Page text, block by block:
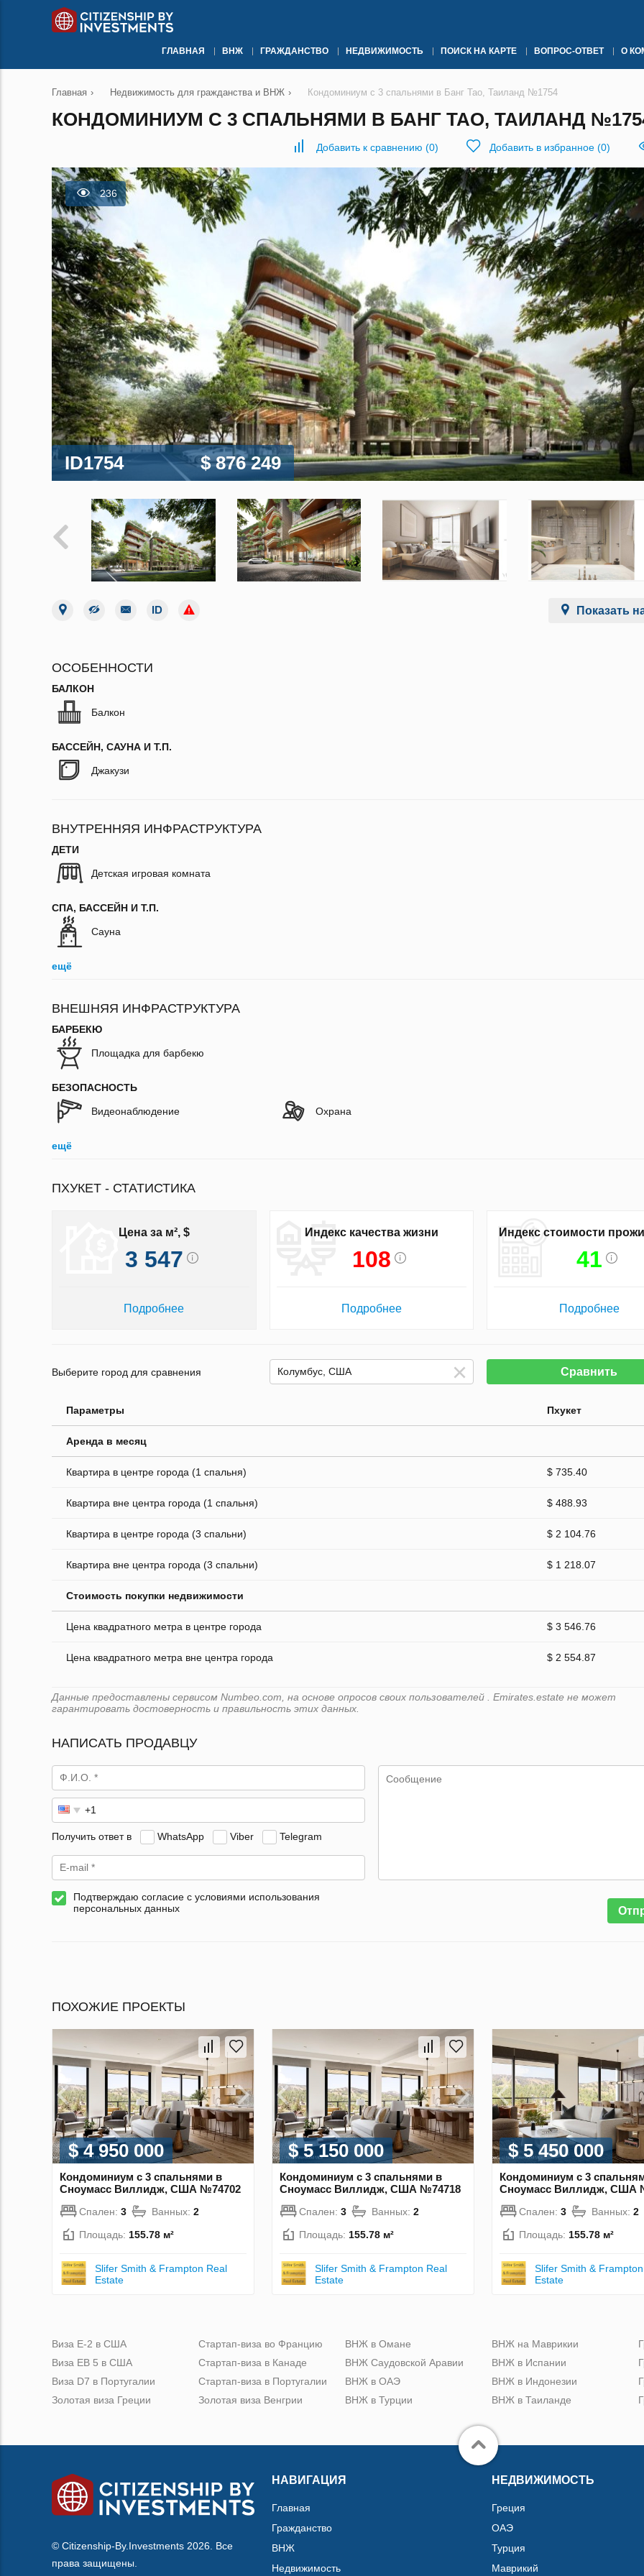
ГЛАВНАЯ ВНЖ ГРАЖДАНСТВО НЕДВИЖИМОСТЬ ПОИСК НА КАРТЕ ВОПРОС-ОТВЕТ О
Главная › Недвижимость для гражданства и ВНЖ › Кондоминиум с 3 спальнями в Банг Тао, Таиланд №1754
КОНДОМИНИУМ С 3 СПАЛЬНЯМИ В БАНГ ТАО, ТАИЛАНД
Добавить к сравнению (0) Добавить в избранное (0)
236
ID1754 $ 876 249
Показать
ОСОБЕННОСТИ
БАЛКОН
Балкон
БАССЕЙН, САУНА И Т.П.
Джакузи
ВНУТРЕННЯЯ ИНФРАСТРУКТУРА
ДЕТИ
Детская игровая комната
СПА, БАССЕЙН И Т.П.
Сауна
ещё
ВНЕШНЯЯ ИНФРАСТРУКТУРА
БАРБЕКЮ
Площадка для барбекю
БЕЗОПАСНОСТЬ
Видеонаблюдение Охрана
ещё
ПХУКЕТ - СТАТИСТИКА
Цена за м², $
3 547
Подробнее
Индекс качества жизни
108
Подробнее
Индекс стоимости
41
Подробнее
Выберите город для сравнения Сравнить
Параметры Пхукет
Аренда в месяц
Квартира в центре города (1 спальня) $ 735.40
Квартира вне центра города (1 спальня) $ 488.93
Квартира в центре города (3 спальни) $ 2 104.76
Квартира вне центра города (3 спальни) $ 1 218.07
Стоимость покупки недвижимости
Цена квадратного метра в центре города $ 3 546.76
Цена квадратного метра вне центра города $ 2 554.87
Данные предоставлены сервисом Numbeo.com, на основе опросов своих пользователей . Emirates.estate не может
гарантировать достоверность и правильность этих данных.
НАПИСАТЬ ПРОДАВЦУ
Получить ответ в WhatsApp Viber Telegram
Подтверждаю согласие с условиями использования
персональных данных
ПОХОЖИЕ ПРОЕКТЫ
$ 4 950 000
Кондоминиум с 3 спальнями в
Сноумасс Виллидж, США №74702
Спален: 3 Ванных: 2
Площадь: 155.78 м²
Slifer Smith & Frampton Real
Estate
$ 5 150 000
Кондоминиум с 3 спальнями в
Сноумасс Виллидж, США №74718
Спален: 3 Ванных: 2
Площадь: 155.78 м²
Slifer Smith & Frampton Real
Estate
$ 5 450 000
Кондоминиум с 3
Сноумасс Виллидж, США
Спален: 3 Ванных: 2
Площадь: 155.78 м²
Slifer Smith &
Estate
Виза Е-2 в США
Виза ЕВ 5 в США
Виза D7 в Португалии
Золотая виза Греции
Стартап-виза во Францию
Стартап-виза в Канаде
Стартап-виза в Португалии
Золотая виза Венгрии
ВНЖ в Омане
ВНЖ Саудовской Аравии
ВНЖ в ОАЭ
ВНЖ в Турции
ВНЖ на Маврикии
ВНЖ в Испании
ВНЖ в Индонезии
ВНЖ в Таиланде
© Citizenship-By.Investments 2026. Все
права защищены.
НАВИГАЦИЯ
Главная
Гражданство
ВНЖ
Недвижимость
НЕДВИЖИМОСТЬ
Греция
ОАЭ
Турция
Маврикий